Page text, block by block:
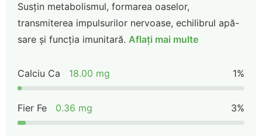
Susțin metabolismul, formarea oaselor,
transmiterea impulsurilor nervoase, echilibrul apă-
sare și funcția imunitară. Aflați mai multe
Calciu Ca 18.00 mg 1%
Fier Fe 0.36 mg 3%